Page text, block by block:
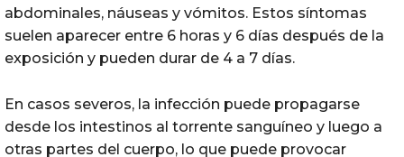
abdominales, náuseas y vómitos. Estos síntomas
suelen aparecer entre 6 horas y 6 días después de la
exposición y pueden durar de 4 a 7 días.
En casos severos, la infección puede propagarse
desde los intestinos al torrente sanguíneo y luego a
otras partes del cuerpo, lo que puede provocar